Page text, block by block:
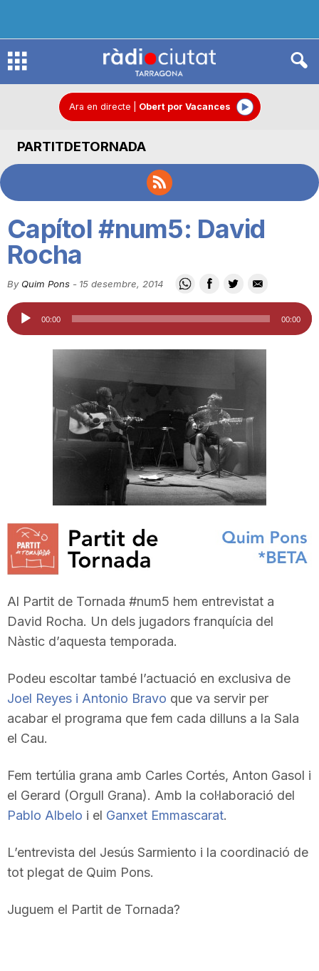
R
d
C
i
d
a
r
r
g
Ara en directe Obert por Vacances
PARTITDETORNADA
Capítol #num5: David
Rocha
By Quim Pons - 15 desembre, 2014
Reproductor
d'àudio
00:00 00:00
Al Partit de Tornada #num5 hem entrevistat a
David Rocha. Un dels jugadors franquícia del
Nàstic d’aquesta temporada.
Podeu escoltar també l’actuació en exclusiva de
Joel Reyes i Antonio Bravo que va servir per
acabar el programa que fem cada dilluns a la Sala
el Cau.
Fem tertúlia grana amb Carles Cortés, Anton Gasol i
el Gerard (Orgull Grana). Amb la col·laboració del
Pablo Albelo i el Ganxet Emmascarat.
L’entrevista del Jesús Sarmiento i la coordinació de
tot plegat de Quim Pons.
Juguem el Partit de Tornada?